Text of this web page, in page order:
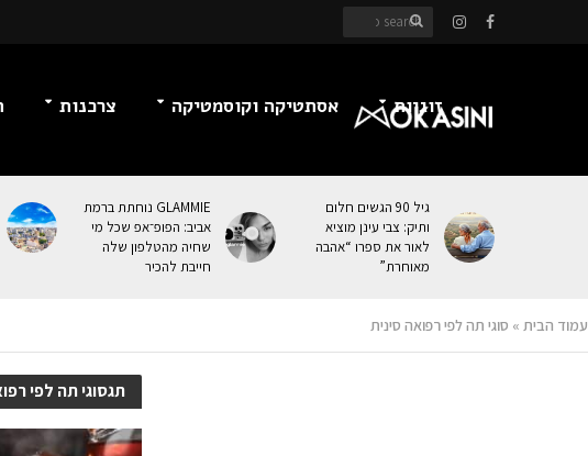
זוגיות אסתטיקה וקוסמטיקה צרכנות
גיל 90 הגשים חלום
ותיק: צבי עינן מוציא
לאור את ספרו “אהבה
מאוחרת”
GLAMMIE נוחתת ברמת
אביב: הפופ־אפ שכל מי
שחיה מהטלפון שלה
חייבת להכיר
עמוד הבית » סוגי תה לפי רפואה סינית
תגסוגי תה לפי